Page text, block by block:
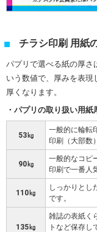
チラシ印刷 用紙
パプリで選べる紙の厚さ
いう数値で、厚みを表
厚くなります。
パプリの取り扱い用紙
53㎏
一般的に輪転
印刷（大部数
90㎏
一般的なコピ
印刷で一番人
110㎏
しっかりとし
です。
135㎏
雑誌の表紙く
トなど保存し